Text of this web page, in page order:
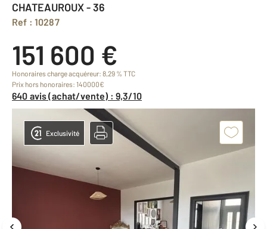
CHATEAUROUX - 36
Ref : 10287
151 600 €
Honoraires charge acquéreur: 8,29 % TTC
Prix hors honoraires: 140000€
640 avis (achat/vente) : 9,3/10
Exclusivité